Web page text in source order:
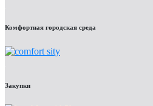
Комфортная городская среда
Закупки